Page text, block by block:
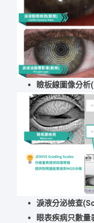
瞼板線圖像分
淚液分泌檢查
眼表疾病只數量